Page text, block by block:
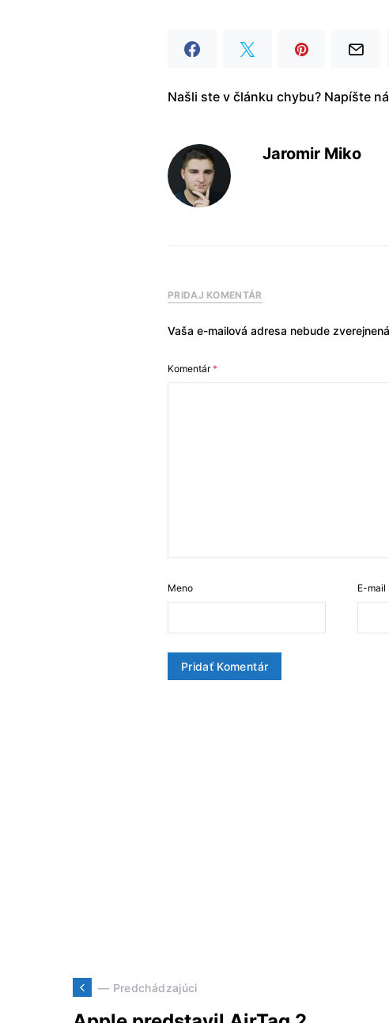
Našli ste v článku chybu? Napíšte
Jaromir Miko
PRIDAJ KOMENTÁR
Vaša e-mailová adresa nebude
Komentár*
Meno E-mail
— Predchádzajúci